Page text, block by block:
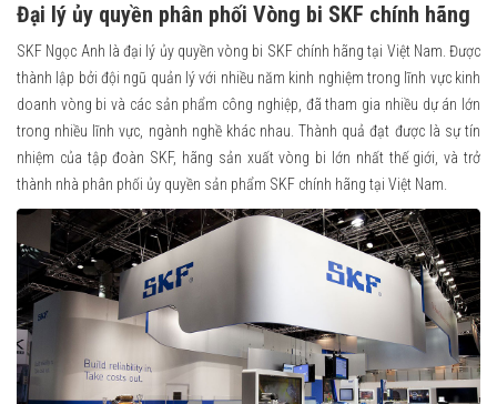
Đại lý ủy quyền phân phối Vòng bi SKF chính hãng
SKF Ngọc Anh là đại lý ủy quyền vòng bi SKF chính hãng tại Việt Nam. Được
thành lập bởi đội ngũ quản lý với nhiều năm kinh nghiệm trong lĩnh vực kinh
doanh vòng bi và các sản phẩm công nghiệp, đã tham gia nhiều dự án lớn
trong nhiều lĩnh vực, ngành nghề khác nhau. Thành quả đạt được là sự tín
nhiệm của tập đoàn SKF, hãng sản xuất vòng bi lớn nhất thế giới, và trở
thành nhà phân phối ủy quyền sản phẩm SKF chính hãng tại Việt Nam.